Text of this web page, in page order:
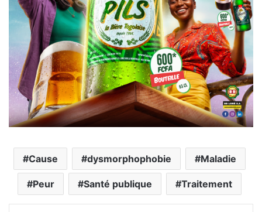
Cause dysmorphophobie Maladie
Peur Santé publique Traitement